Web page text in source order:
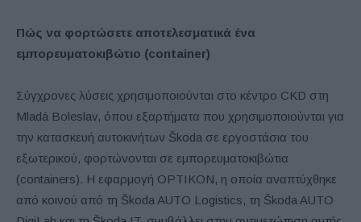
Πώς να φορτώσετε αποτελεσματικά ένα
εμπορευματοκιβώτιο (container)
Σύγχρονες λύσεις χρησιμοποιούνται στο κέντρο CKD στη
Mladá Boleslav, όπου εξαρτήματα που χρησιμοποιούνται για
την κατασκευή αυτοκινήτων Škoda σε εργοστάσια του
εξωτερικού, φορτώνονται σε εμπορευματοκιβώτια
(containers). Η εφαρμογή OPTIKON, η οποία αναπτύχθηκε
από κοινού από τη Škoda AUTO Logistics, τη Škoda AUTO